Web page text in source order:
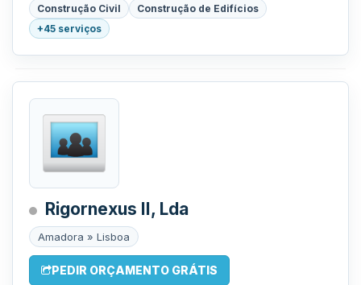
Construção Civil
Construção de Edifícios
+45 serviços
Rigornexus II, Lda
Amadora » Lisboa
PEDIR ORÇAMENTO GRÁTIS